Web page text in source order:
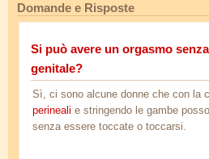
Domande e Risposte
Si può avere un orgasmo
genitale?
Sì, ci sono alcune donne che con la
perineali e stringendo le gambe
senza essere toccate o toccarsi.